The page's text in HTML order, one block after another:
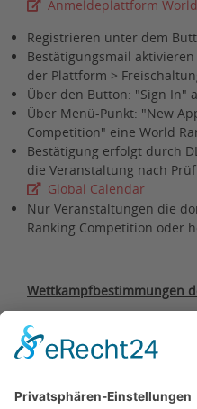
Anmeldeplattform
Registrieren unter dem
Bestätigungsmail
der Plattform >
Über den Button: "Sign In"
Über Menü-Punkt: "New
Competition" eine World
Bestätigung erfolgt durch
die Veranstaltung nach
Global Calendar
Nur Veranstaltungen die
Ranking Competition oder
Wettkampfbestimmungen
Datenschutzhinweise TLV